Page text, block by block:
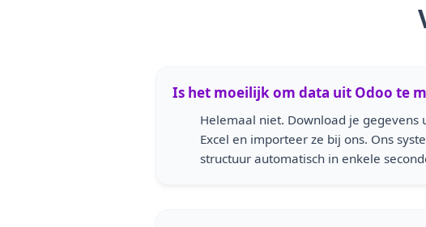
Is het moeilijk om data uit Odoo te
Helemaal niet. Download je gegevens
Excel en importeer ze bij ons. Ons
structuur automatisch in enkele